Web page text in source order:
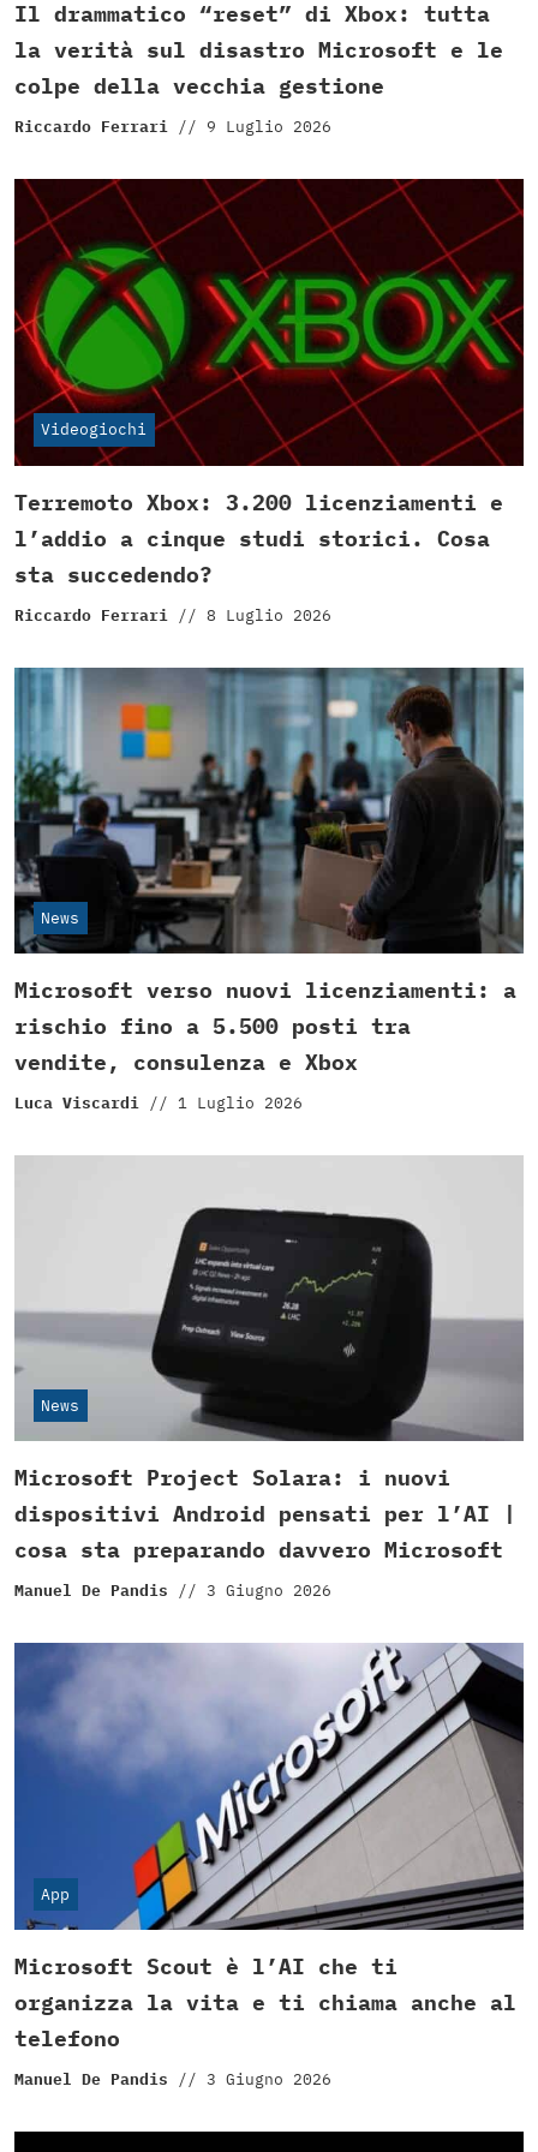
Il drammatico “reset” di Xbox: tutta
la verità sul disastro Microsoft e le
colpe della vecchia gestione
Riccardo Ferrari // 9 Luglio 2026
Videogiochi
Terremoto Xbox: 3.200 licenziamenti e
l’addio a cinque studi storici. Cosa
sta succedendo?
Riccardo Ferrari // 8 Luglio 2026
News
Microsoft verso nuovi licenziamenti: a
rischio fino a 5.500 posti tra
vendite, consulenza e Xbox
Luca Viscardi // 1 Luglio 2026
News
Microsoft Project Solara: i nuovi
dispositivi Android pensati per l’AI |
cosa sta preparando davvero Microsoft
Manuel De Pandis // 3 Giugno 2026
App
Microsoft Scout è l’AI che ti
organizza la vita e ti chiama anche al
telefono
Manuel De Pandis // 3 Giugno 2026